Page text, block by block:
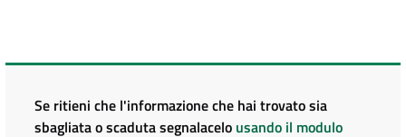
Se ritieni che l'informazione che hai trovato sia
sbagliata o scaduta segnalacelo usando il modulo